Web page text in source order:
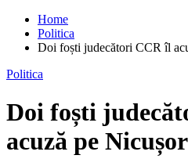
Home
Politica
Doi foști judecători CCR îl
Politica
Doi foști
acuză pe